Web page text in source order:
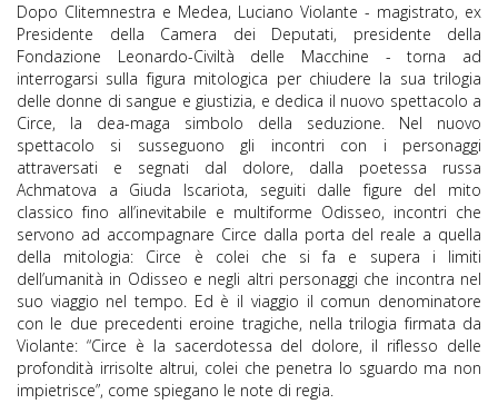
Dopo Clitemnestra e Medea, Luciano Violante - magistrato, ex
Presidente della Camera dei Deputati, presidente della
Fondazione Leonardo-Civiltà delle Macchine - torna ad
interrogarsi sulla figura mitologica per chiudere la sua trilogia
delle donne di sangue e giustizia, e dedica il nuovo spettacolo a
Circe, la dea-maga simbolo della seduzione. Nel nuovo
spettacolo si susseguono gli incontri con i personaggi
attraversati e segnati dal dolore, dalla poetessa russa
Achmatova a Giuda Iscariota, seguiti dalle figure del mito
classico fino all’inevitabile e multiforme Odisseo, incontri che
servono ad accompagnare Circe dalla porta del reale a quella
della mitologia: Circe è colei che si fa e supera i limiti
dell’umanità in Odisseo e negli altri personaggi che incontra nel
suo viaggio nel tempo. Ed è il viaggio il comun denominatore
con le due precedenti eroine tragiche, nella trilogia firmata da
Violante: “Circe è la sacerdotessa del dolore, il riflesso delle
profondità irrisolte altrui, colei che penetra lo sguardo ma non
impietrisce”, come spiegano le note di regia.